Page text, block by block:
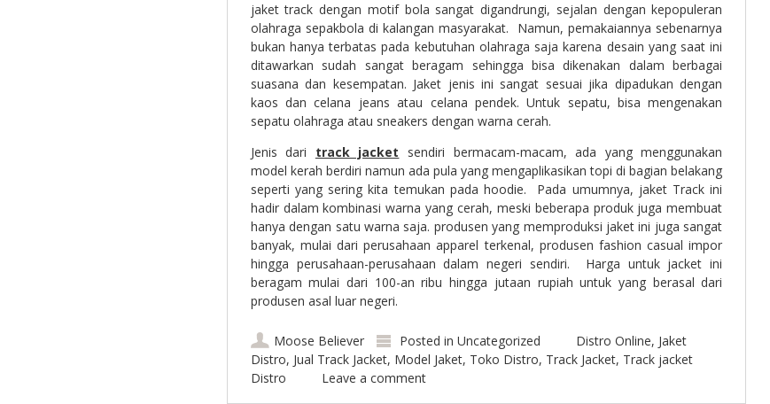
jaket track dengan motif bola sangat digandrungi, sejalan dengan kepopuleran
olahraga sepakbola di kalangan masyarakat. Namun, pemakaiannya sebenarnya
bukan hanya terbatas pada kebutuhan olahraga saja karena desain yang saat ini
ditawarkan sudah sangat beragam sehingga bisa dikenakan dalam berbagai
suasana dan kesempatan. Jaket jenis ini sangat sesuai jika dipadukan dengan
kaos dan celana jeans atau celana pendek. Untuk sepatu, bisa mengenakan
sepatu olahraga atau sneakers dengan warna cerah.
Jenis dari track jacket sendiri bermacam-macam, ada yang menggunakan
model kerah berdiri namun ada pula yang mengaplikasikan topi di bagian belakang
seperti yang sering kita temukan pada hoodie. Pada umumnya, jaket Track ini
hadir dalam kombinasi warna yang cerah, meski beberapa produk juga membuat
hanya dengan satu warna saja. produsen yang memproduksi jaket ini juga sangat
banyak, mulai dari perusahaan apparel terkenal, produsen fashion casual impor
hingga perusahaan-perusahaan dalam negeri sendiri. Harga untuk jacket ini
beragam mulai dari 100-an ribu hingga jutaan rupiah untuk yang berasal dari
produsen asal luar negeri.
Moose Believer Posted in Uncategorized Distro Online, Jaket
Distro, Jual Track Jacket, Model Jaket, Toko Distro, Track Jacket, Track jacket
Distro
Leave a comment